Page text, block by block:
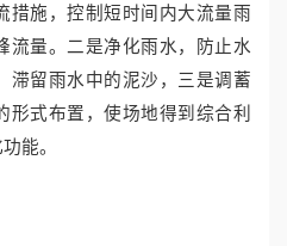
措施，控制短时间内大流量雨
流量。二是净化雨水，防止水
滞留雨水中的泥沙，三是调蓄
形式布置，使场地得到综合利
能。